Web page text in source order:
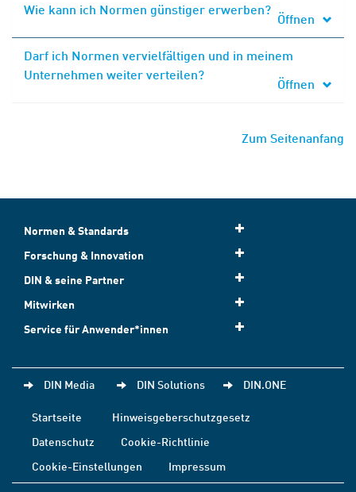
Wie kann ich Normen günstiger erwerben?
Öffnen
Darf ich Normen vervielfältigen und in meinem
Unternehmen weiter verteilen?
Öffnen
Zum Seitenanfang
Normen & Standards
Forschung & Innovation
DIN & seine Partner
Mitwirken
Service für Anwender*innen
DIN Media DIN Solutions DIN.ONE
Startseite
Hinweisgeberschutzgesetz
Datenschutz
Cookie-Richtlinie
Cookie-Einstellungen
Impressum